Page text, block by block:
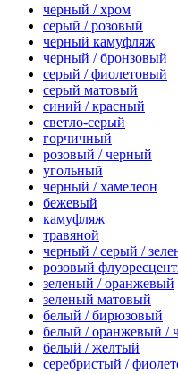
черный / хром
серый / розовый
черный камуфляж
черный / бронзовый
серый / фиолетовый
серый матовый
синий / красный
светло-серый
горчичный
розовый / черный
угольный
черный / хамелеон
бежевый
камуфляж
травяной
черный / серый /
розовый
зеленый / оранжевый
зеленый матовый
белый / бирюзовый
белый / оранжевый /
белый / желтый
серебристый /